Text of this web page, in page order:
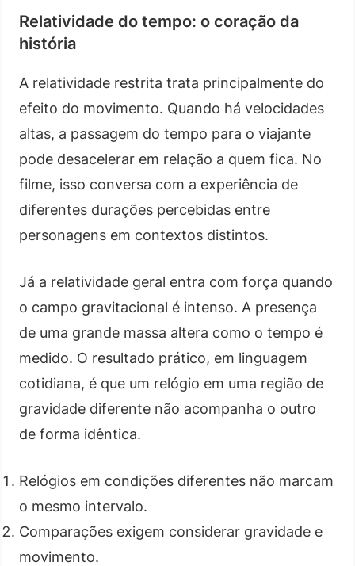
Relatividade do tempo: o coração da
história
A relatividade restrita trata principalmente do
efeito do movimento. Quando há velocidades
altas, a passagem do tempo para o viajante
pode desacelerar em relação a quem fica. No
filme, isso conversa com a experiência de
diferentes durações percebidas entre
personagens em contextos distintos.
Já a relatividade geral entra com força quando
o campo gravitacional é intenso. A presença
de uma grande massa altera como o tempo é
medido. O resultado prático, em linguagem
cotidiana, é que um relógio em uma região de
gravidade diferente não acompanha o outro
de forma idêntica.
Relógios em condições diferentes não marcam
o mesmo intervalo.
Comparações exigem considerar gravidade e
movimento.